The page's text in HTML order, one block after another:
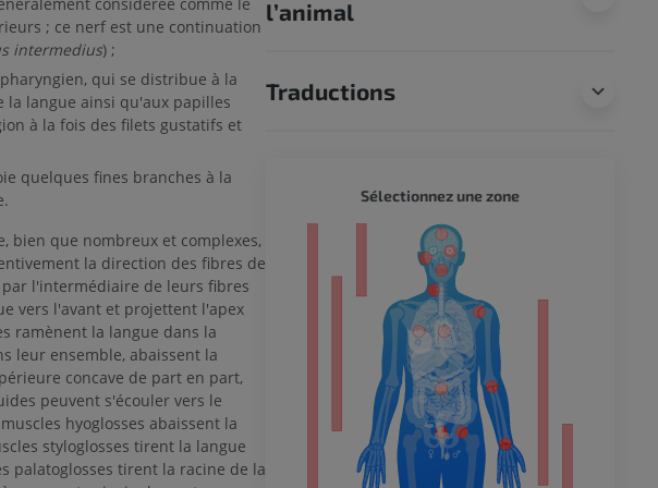
; ce nerf est une continuation
intermedius) ;
qui se distribue à la
la langue ainsi qu'aux papilles
à la fois des filets gustatifs et
quelques fines branches à la
bien que nombreux et complexes,
la direction des fibres de
par l'intermédiaire de leurs fibres
vers l'avant et projettent l'apex
ramènent la langue dans la
leur ensemble, abaissent la
concave de part en part,
peuvent s'écouler vers le
hyoglosses abaissent la
styloglosses tirent la langue
palatoglosses tirent la racine de la
l’animal
Traductions
INFÉRIEUR
Membre inférieur
Illustrations
PREMIUM
Radiographies du membre
Radiographies
GRATUIT
IRM du membre inférieur
Sélectionnez une zone